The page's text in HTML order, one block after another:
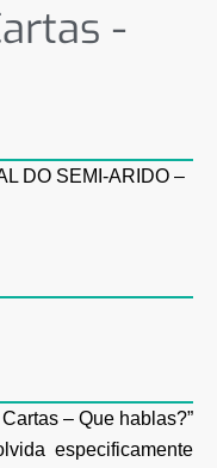
-
DO SEMI-ARIDO –
– Que hablas?”
especificamente